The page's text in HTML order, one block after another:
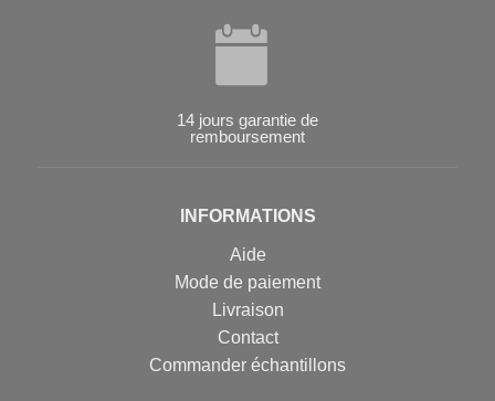
14 jours garantie de
remboursement
INFORMATIONS
Aide
Mode de paiement
Livraison
Contact
Commander échantillons